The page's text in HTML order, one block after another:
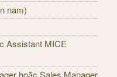
nam)
Assistant MICE
hoặc Sales Manager